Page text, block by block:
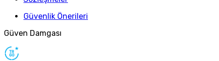
Güvenlik Önerileri
Güven Damgası